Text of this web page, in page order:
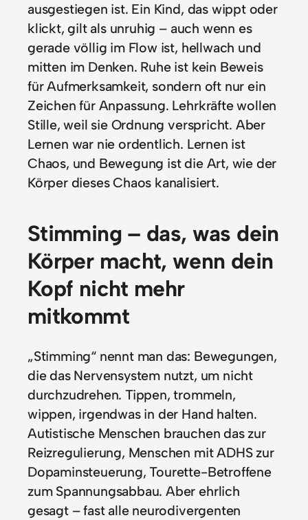
ausgestiegen ist. Ein Kind, das wippt oder
klickt, gilt als unruhig – auch wenn es
gerade völlig im Flow ist, hellwach und
mitten im Denken. Ruhe ist kein Beweis
für Aufmerksamkeit, sondern oft nur ein
Zeichen für Anpassung. Lehrkräfte wollen
Stille, weil sie Ordnung verspricht. Aber
Lernen war nie ordentlich. Lernen ist
Chaos, und Bewegung ist die Art, wie der
Körper dieses Chaos kanalisiert.
Stimming – das, was dein
Körper macht, wenn dein
Kopf nicht mehr
mitkommt
„Stimming“ nennt man das: Bewegungen,
die das Nervensystem nutzt, um nicht
durchzudrehen. Tippen, trommeln,
wippen, irgendwas in der Hand halten.
Autistische Menschen brauchen das zur
Reizregulierung, Menschen mit ADHS zur
Dopaminsteuerung, Tourette-Betroffene
zum Spannungsabbau. Aber ehrlich
gesagt – fast alle neurodivergenten